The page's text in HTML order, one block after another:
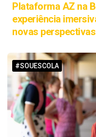
Plataforma AZ na
experiência
novas
#SOUESCOLA